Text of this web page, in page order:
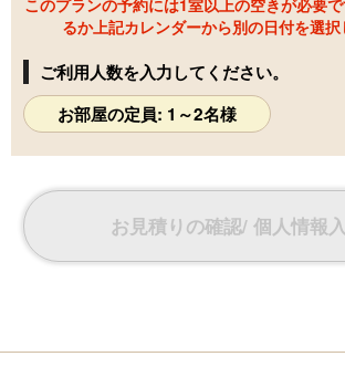
るか上記カレンダーから別の日付を選
ご利用人数を入力してください。
お部屋の定員: 1～2名様
お見積りの確認/ 個人情報